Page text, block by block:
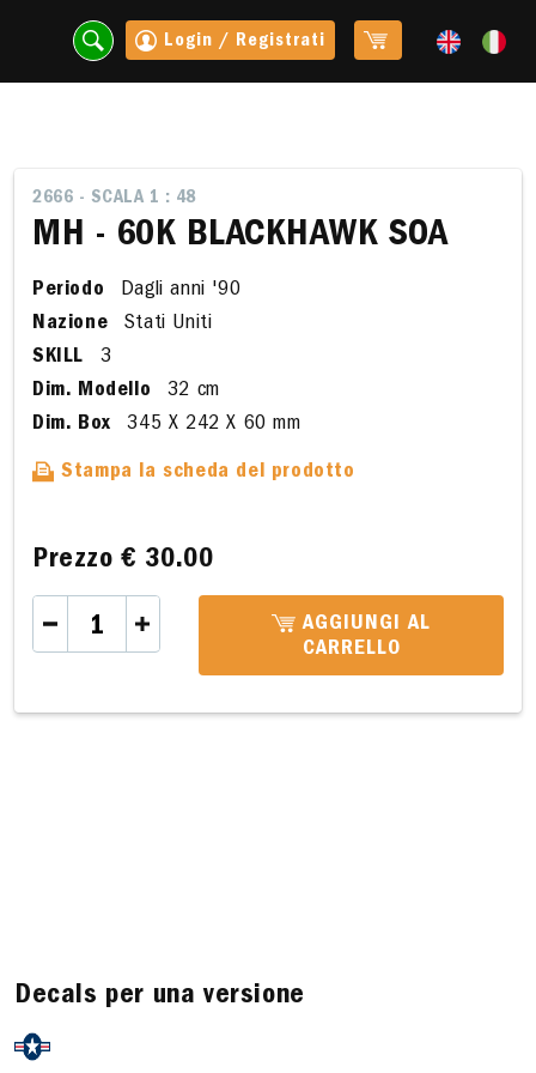
Login / Registrati
2666 - SCALA 1 : 48
MH - 60K BLACKHAWK SOA
Periodo
Dagli anni '90
Nazione
Stati Uniti
SKILL
3
Dim. Modello
32 cm
Dim. Box
345 X 242 X 60 mm
Stampa la scheda del prodotto
Prezzo€ 30.00
AGGIUNGI AL
CARRELLO
Decals per una versione